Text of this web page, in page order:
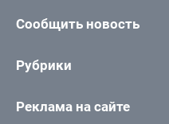
Сообщить новость
Рубрики
Реклама на сайте